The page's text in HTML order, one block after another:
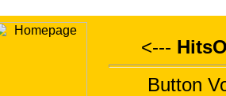
<---
Button